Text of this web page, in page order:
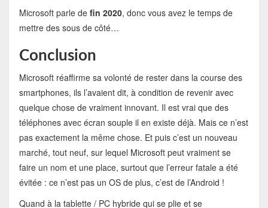
Microsoft parle de fin 2020, donc vous avez le temps de
mettre des sous de côté…
Conclusion
Microsoft réaffirme sa volonté de rester dans la course des
smartphones, ils l’avaient dit, à condition de revenir avec
quelque chose de vraiment innovant. Il est vrai que des
téléphones avec écran souple il en existe déjà. Mais ce n’est
pas exactement la même chose. Et puis c’est un nouveau
marché, tout neuf, sur lequel Microsoft peut vraiment se
faire un nom et une place, surtout que l’erreur fatale a été
évitée : ce n’est pas un OS de plus, c’est de l’Android !
Quand à la tablette / PC hybride qui se plie et se